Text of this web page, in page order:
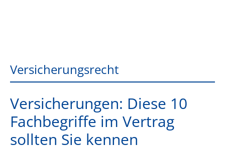
Versicherungsrecht
Versicherungen: Diese 10
Fachbegriffe im Vertrag
sollten Sie kennen